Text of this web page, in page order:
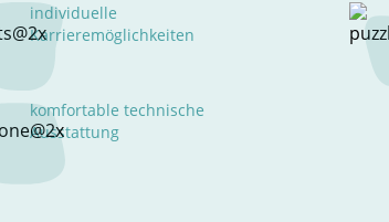
individuelle
Karrieremöglichkeiten
komfortable technische
Ausstattung